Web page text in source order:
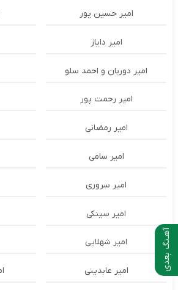
آهـنگ بعدی
امیر حسین پور
امیر دایاز
امیر دوربان و احمد سلو
امیر رحمت پور
امیر رمضانی
امیر سامی
امیر سروری
امیر سینکی
امیر شهلایی
امیر عابدینی